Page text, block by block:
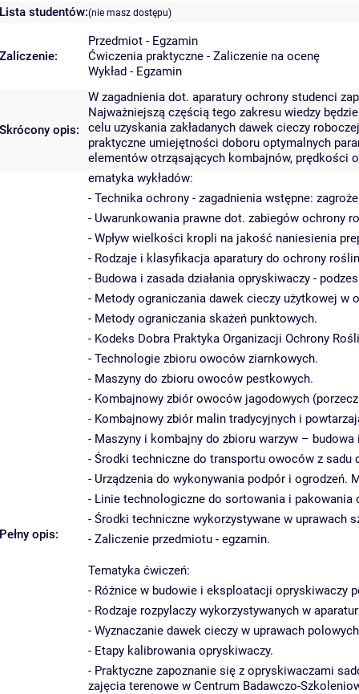
Lista studentów:(nie masz dostępu)
Zaliczenie:
Przedmiot - Egzamin
Ćwiczenia praktyczne - Zaliczenie na ocenę
Wykład - Egzamin
Skrócony opis:
W zagadnienia dot. aparatury ochrony studenci
Najważniejszą częścią tego zakresu wiedzy
celu uzyskania zakładanych dawek cieczy
praktyczne umiejętności doboru optymalnych
elementów otrząsających kombajnów, prędkości
Pełny opis:
ematyka wykładów:
- Technika ochrony - zagadnienia wstępne:
- Uwarunkowania prawne dot. zabiegów ochrony
- Wpływ wielkości kropli na jakość naniesienia
- Rodzaje i klasyfikacja aparatury do ochrony
- Budowa i zasada działania opryskiwaczy -
- Metody ograniczania dawek cieczy użytkowej w
- Metody ograniczania skażeń punktowych.
- Kodeks Dobra Praktyka Organizacji Ochrony
- Technologie zbioru owoców ziarnkowych.
- Maszyny do zbioru owoców pestkowych.
- Kombajnowy zbiór owoców jagodowych
- Kombajnowy zbiór malin tradycyjnych i
- Maszyny i kombajny do zbioru warzyw – budowa
- Środki techniczne do transportu owoców z sadu
- Urządzenia do wykonywania podpór i
- Linie technologiczne do sortowania i pakowania
- Środki techniczne wykorzystywane w uprawach
- Zaliczenie przedmiotu - egzamin.
Tematyka ćwiczeń:
- Różnice w budowie i eksploatacji opryskiwaczy
- Rodzaje rozpylaczy wykorzystywanych w
- Wyznaczanie dawek cieczy w uprawach
- Etapy kalibrowania opryskiwaczy.
- Praktyczne zapoznanie się z opryskiwaczami
zajęcia terenowe w Centrum Badawczo-